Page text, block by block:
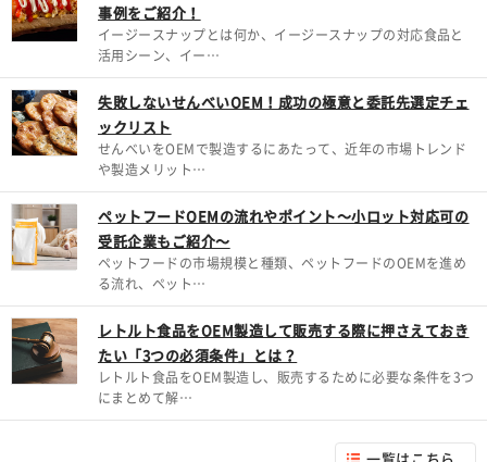
事例をご紹介！
イージースナップとは何か、イージースナップの対応食品と
活用シーン、イー…
失敗しないせんべいOEM！成功の極意と委託先選定チェ
ックリスト
せんべいをOEMで製造するにあたって、近年の市場トレンド
や製造メリット…
ペットフードOEMの流れやポイント～小ロット対応可の
受託企業もご紹介～
ペットフードの市場規模と種類、ペットフードのOEMを進め
る流れ、ペット…
レトルト食品をOEM製造して販売する際に押さえておき
たい「3つの必須条件」とは？
レトルト食品をOEM製造し、販売するために必要な条件を3つ
にまとめて解…
一覧はこちら